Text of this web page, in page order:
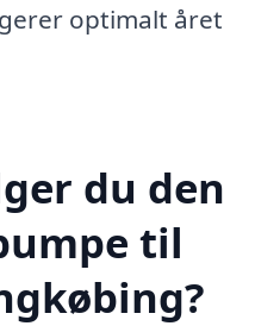
optimalt året
du den
til